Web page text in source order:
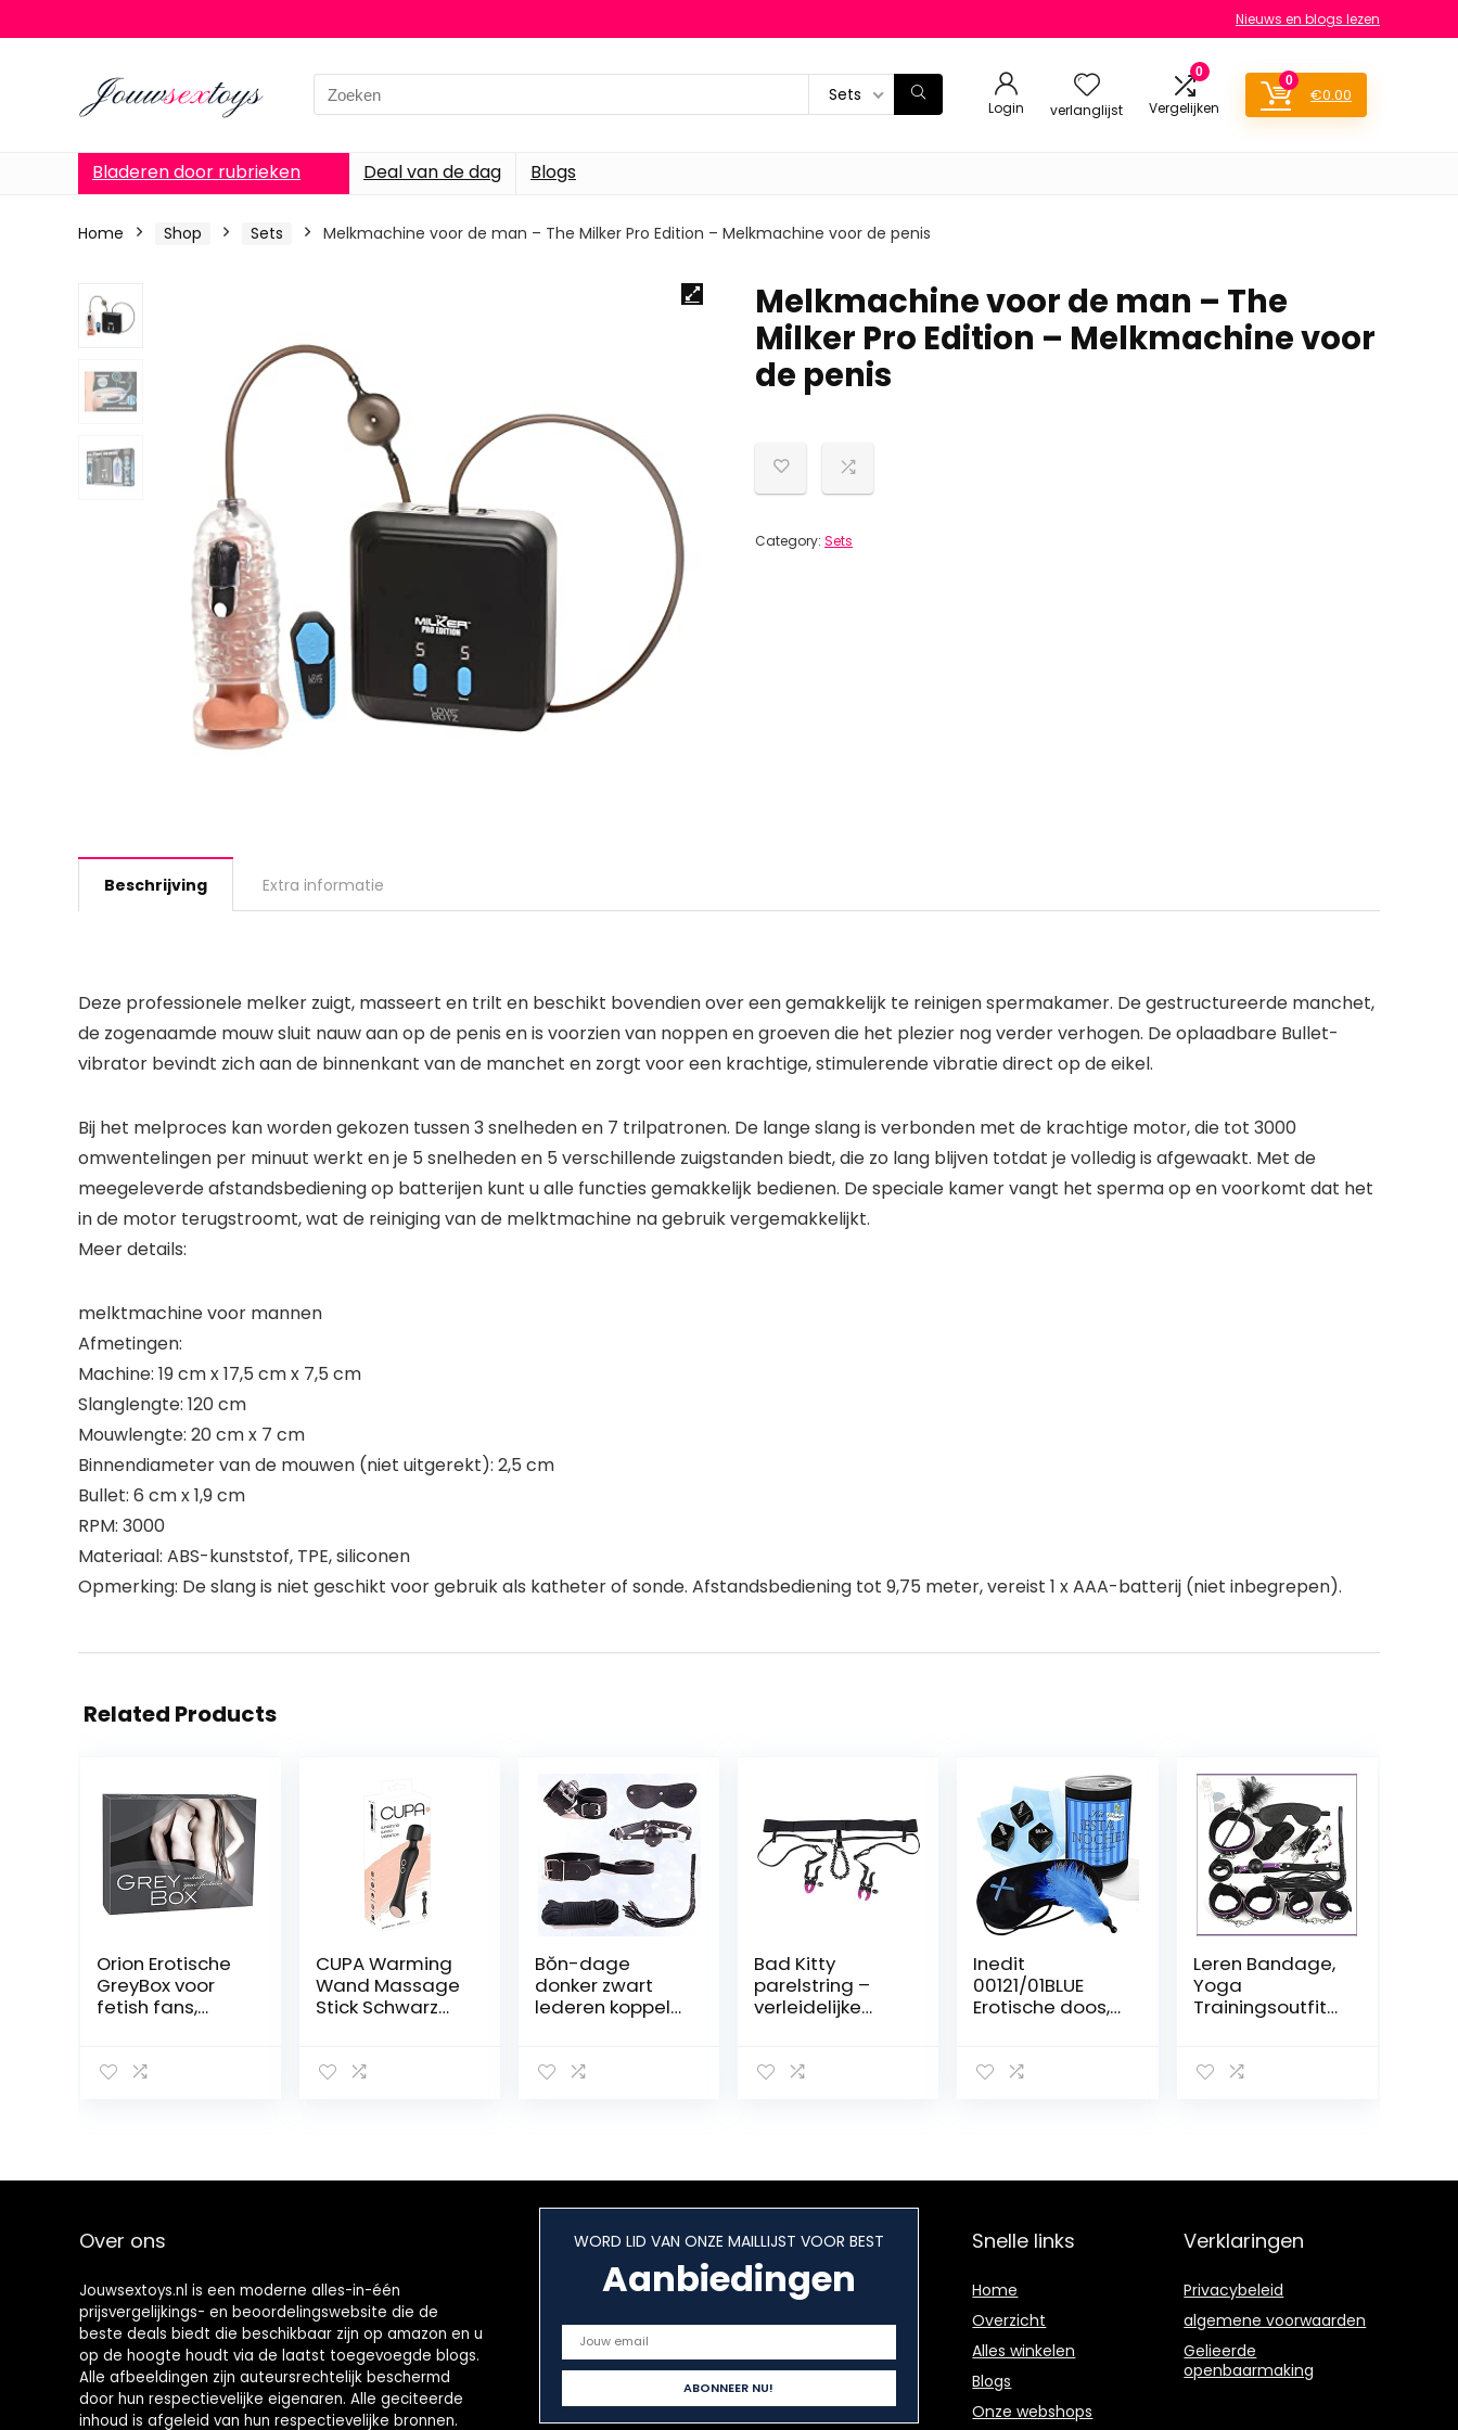
Nieuws en blogs lezen
Search
for:
Sets
Login verlanglijst
0
Vergelijken
0
€0.00
Bladeren door rubrieken Deal van de dag Blogs
Home Shop Sets Melkmachine voor de man – The Milker Pro Edition – Melkmachine voor de penis
Melkmachine voor de man – The
Milker Pro Edition – Melkmachine voor
de penis
Category: Sets
Beschrijving Extra informatie
Deze professionele melker zuigt, masseert en trilt en beschikt bovendien over een gemakkelijk te reinigen spermakamer. De gestructureerde manchet,
de zogenaamde mouw sluit nauw aan op de penis en is voorzien van noppen en groeven die het plezier nog verder verhogen. De oplaadbare Bullet-
vibrator bevindt zich aan de binnenkant van de manchet en zorgt voor een krachtige, stimulerende vibratie direct op de eikel.
Bij het melproces kan worden gekozen tussen 3 snelheden en 7 trilpatronen. De lange slang is verbonden met de krachtige motor, die tot 3000
omwentelingen per minuut werkt en je 5 snelheden en 5 verschillende zuigstanden biedt, die zo lang blijven totdat je volledig is afgewaakt. Met de
meegeleverde afstandsbediening op batterijen kunt u alle functies gemakkelijk bedienen. De speciale kamer vangt het sperma op en voorkomt dat het
in de motor terugstroomt, wat de reiniging van de melktmachine na gebruik vergemakkelijkt.
Meer details:
melktmachine voor mannen
Afmetingen:
Machine: 19 cm x 17,5 cm x 7,5 cm
Slanglengte: 120 cm
Mouwlengte: 20 cm x 7 cm
Binnendiameter van de mouwen (niet uitgerekt): 2,5 cm
Bullet: 6 cm x 1,9 cm
RPM: 3000
Materiaal: ABS-kunststof, TPE, siliconen
Opmerking: De slang is niet geschikt voor gebruik als katheter of sonde. Afstandsbediening tot 9,75 meter, vereist 1 x AAA-batterij (niet inbegrepen).
Related Products
Orion Erotische
GreyBox voor
fetish fans,
partner,
mannen – meer
pagina
CUPA Warming
Wand Massage
Stick Schwarz
Bŏn-dage
donker zwart
lederen koppel
Bad Kitty
parelstring –
verleidelijke
van de clitoris,
koppels
Inedit
00121/01BLUE
Erotische doos,
Leren Bandage,
Yoga
Trainingsoutfit
Paars en Zwart
Over ons
Jouwsextoys.nl is een moderne alles-in-één
prijsvergelijkings- en beoordelingswebsite die de
beste deals biedt die beschikbaar zijn op amazon en u
op de hoogte houdt via de laatst toegevoegde blogs.
Alle afbeeldingen zijn auteursrechtelijk beschermd
door hun respectievelijke eigenaren. Alle geciteerde
inhoud is afgeleid van hun respectievelijke bronnen.
WORD LID VAN ONZE MAILLIJST VOOR BEST
Aanbiedingen
Snelle links
Home
Overzicht
Alles winkelen
Blogs
Onze webshops
Verklaringen
Privacybeleid
algemene voorwaarden
Gelieerde
openbaarmaking